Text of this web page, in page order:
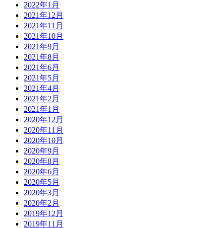
2022年1月
2021年12月
2021年11月
2021年10月
2021年9月
2021年8月
2021年6月
2021年5月
2021年4月
2021年2月
2021年1月
2020年12月
2020年11月
2020年10月
2020年9月
2020年8月
2020年6月
2020年5月
2020年3月
2020年2月
2019年12月
2019年11月